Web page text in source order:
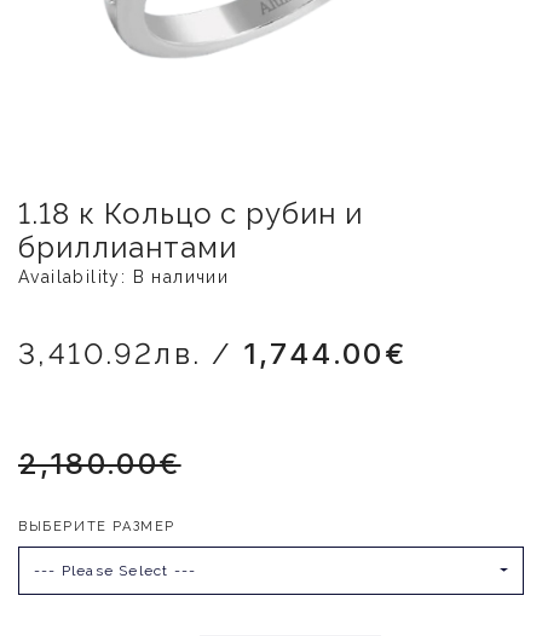
1.18 к Кольцо с рубин и
бриллиантами
Availability: В наличии
3,410.92лв. / 1,744.00€
2,180.00€
ВЫБЕРИТЕ РАЗМЕР
--- Please Select ---